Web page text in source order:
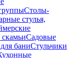
Столы-
стулья,
Садовые
баниСтульчики